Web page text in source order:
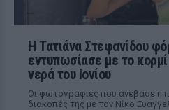
Η Τατιάνα Στεφανίδου
εντυπωσίασε με το
νερά του Ιονίου
Οι φωτογραφίες που ανέβασε η
διακοπές της με τον Νίκο